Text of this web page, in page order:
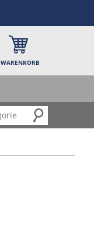
WARENKORB